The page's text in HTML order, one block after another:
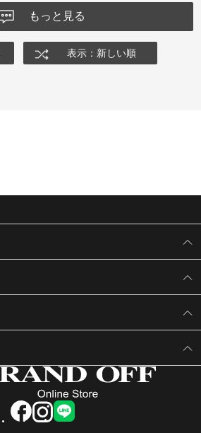
もっと見る
表示：新しい順
facebookinstagram
LINE